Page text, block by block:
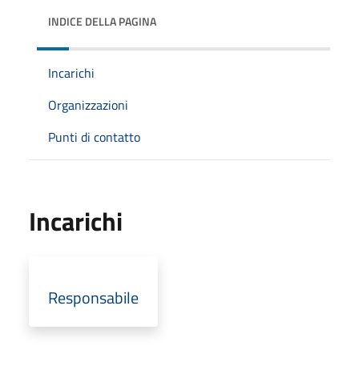
INDICE DELLA PAGINA
Incarichi
Organizzazioni
Punti di contatto
Incarichi
Responsabile